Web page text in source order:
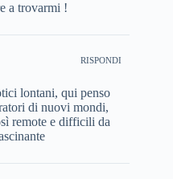
a trovarmi !
RISPONDI
lontani, qui penso
di nuovi mondi,
remote e difficili da